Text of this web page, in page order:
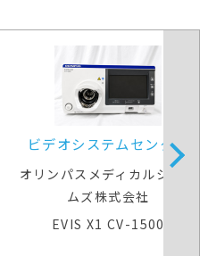
ビデオシステムセンター
オリンパスメディカルシステ
ムズ株式会社
EVIS X1 CV-1500